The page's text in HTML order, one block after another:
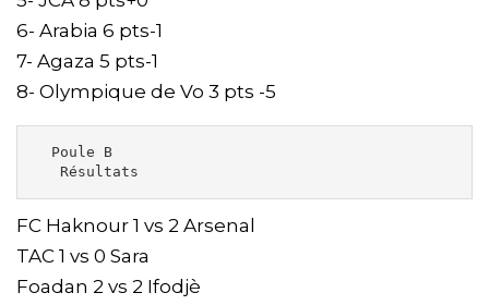
6- Arabia 6 pts-1
7- Agaza 5 pts-1
8- Olympique de Vo 3 pts -5
   Résultats
FC Haknour 1 vs 2 Arsenal
TAC 1 vs 0 Sara
Foadan 2 vs 2 Ifodjè